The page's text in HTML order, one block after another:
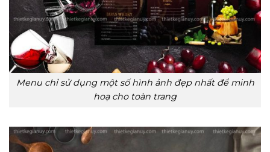
Menu chỉ sử dụng một số hình ảnh đẹp nhất để minh
hoạ cho toàn trang